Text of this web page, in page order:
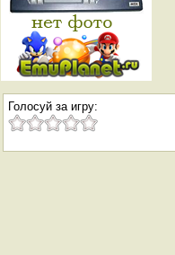
Голосуй за игру: